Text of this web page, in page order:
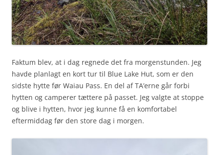
Faktum blev, at i dag regnede det fra morgenstunden. Jeg
havde planlagt en kort tur til Blue Lake Hut, som er den
sidste hytte før Waiau Pass. En del af TA’erne går forbi
hytten og camperer tættere på passet. Jeg valgte at stoppe
og blive i hytten, hvor jeg kunne få en komfortabel
eftermiddag før den store dag i morgen.